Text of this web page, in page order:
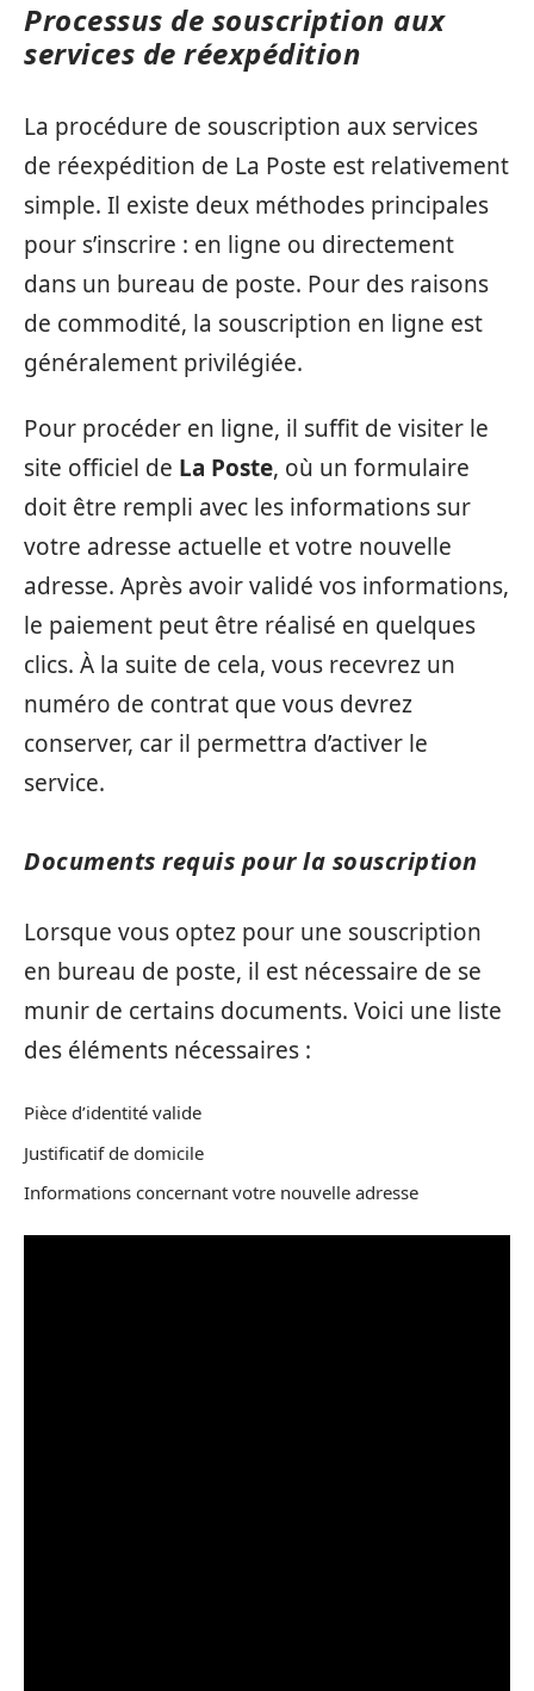
Processus de souscription aux
services de réexpédition
La procédure de souscription aux services
de réexpédition de La Poste est relativement
simple. Il existe deux méthodes principales
pour s’inscrire : en ligne ou directement
dans un bureau de poste. Pour des raisons
de commodité, la souscription en ligne est
généralement privilégiée.
Pour procéder en ligne, il suffit de visiter le
site officiel de La Poste, où un formulaire
doit être rempli avec les informations sur
votre adresse actuelle et votre nouvelle
adresse. Après avoir validé vos informations,
le paiement peut être réalisé en quelques
clics. À la suite de cela, vous recevrez un
numéro de contrat que vous devrez
conserver, car il permettra d’activer le
service.
Documents requis pour la souscription
Lorsque vous optez pour une souscription
en bureau de poste, il est nécessaire de se
munir de certains documents. Voici une liste
des éléments nécessaires :
Pièce d’identité valide
Justificatif de domicile
Informations concernant votre nouvelle adresse